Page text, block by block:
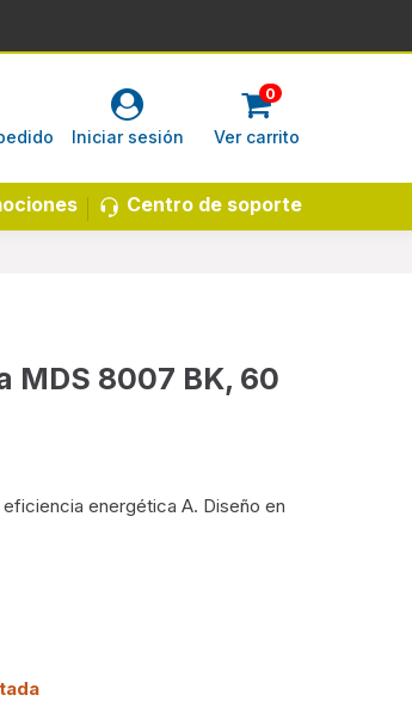
Iniciar sesión
0
Ver carrito
Centro de soporte
MDS 8007 BK, 60
energética A. Diseño en